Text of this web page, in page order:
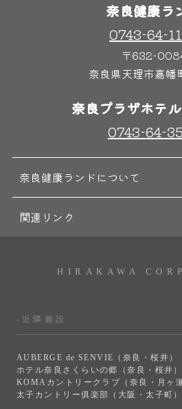
奈良健康ラ
0743-64-
〒632-
奈良県天理市嘉
奈良プラザホテ
0743-64-
奈良健康ランドについて
関連リンク
HIRAKAWA
-近隣施設
AUBERGE de SENVIE（奈良・桜井）
ホテル奈良さくらいの郷（奈良・桜井）
KOMAカントリークラブ（奈良・月ヶ瀬
太子カントリー俱楽部（大阪・太子町）